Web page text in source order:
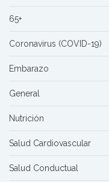
65+
Coronavirus (COVID-19)
Embarazo
General
Nutrición
Salud Cardiovascular
Salud Conductual